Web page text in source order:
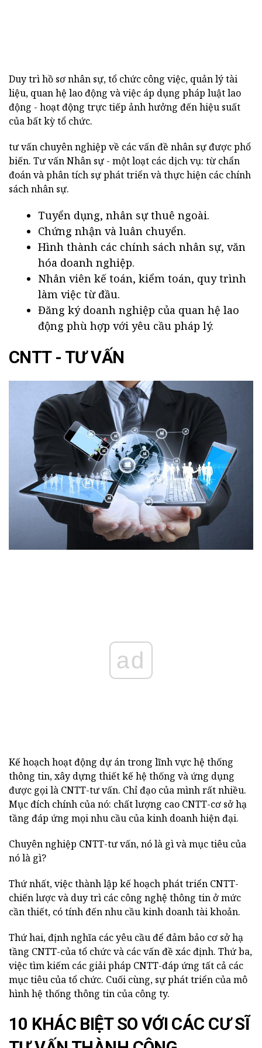
Duy trì hồ sơ nhân sự, tổ chức công việc, quản lý tài
liệu, quan hệ lao động và việc áp dụng pháp luật lao
động - hoạt động trực tiếp ảnh hưởng đến hiệu suất
của bất kỳ tổ chức.
tư vấn chuyên nghiệp về các vấn đề nhân sự được phổ
biến. Tư vấn Nhân sự - một loạt các dịch vụ: từ chẩn
đoán và phân tích sự phát triển và thực hiện các chính
sách nhân sự.
Tuyển dụng, nhân sự thuê ngoài.
Chứng nhận và luân chuyển.
Hình thành các chính sách nhân sự, văn
hóa doanh nghiệp.
Nhân viên kế toán, kiểm toán, quy trình
làm việc từ đầu.
Đăng ký doanh nghiệp của quan hệ lao
động phù hợp với yêu cầu pháp lý.
CNTT - TƯ VẤN
ad
Kế hoạch hoạt động dự án trong lĩnh vực hệ thống
thông tin, xây dựng thiết kế hệ thống và ứng dụng
được gọi là CNTT-tư vấn. Chỉ đạo của mình rất nhiều.
Mục đích chính của nó: chất lượng cao CNTT-cơ sở hạ
tầng đáp ứng mọi nhu cầu của kinh doanh hiện đại.
Chuyên nghiệp CNTT-tư vấn, nó là gì và mục tiêu của
nó là gì?
Thứ nhất, việc thành lập kế hoạch phát triển CNTT-
chiến lược và duy trì các công nghệ thông tin ở mức
cần thiết, có tính đến nhu cầu kinh doanh tài khoản.
Thứ hai, định nghĩa các yêu cầu để đảm bảo cơ sở hạ
tầng CNTT-của tổ chức và các vấn đề xác định. Thứ ba,
việc tìm kiếm các giải pháp CNTT-đáp ứng tất cả các
mục tiêu của tổ chức. Cuối cùng, sự phát triển của mô
hình hệ thống thông tin của công ty.
10 KHÁC BIỆT SO VỚI CÁC CƯ SĨ